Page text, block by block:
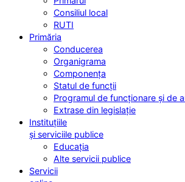
Consiliul local
RUTI
Primăria
Conducerea
Organigrama
Componența
Statul de funcții
Programul de funcționare și de
Extrase din legislație
Instituțiile
și serviciile publice
Educația
Alte servicii publice
Servicii